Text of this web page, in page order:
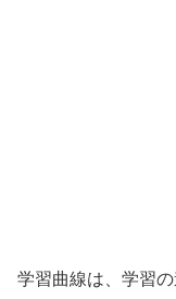
学習曲線は、学習